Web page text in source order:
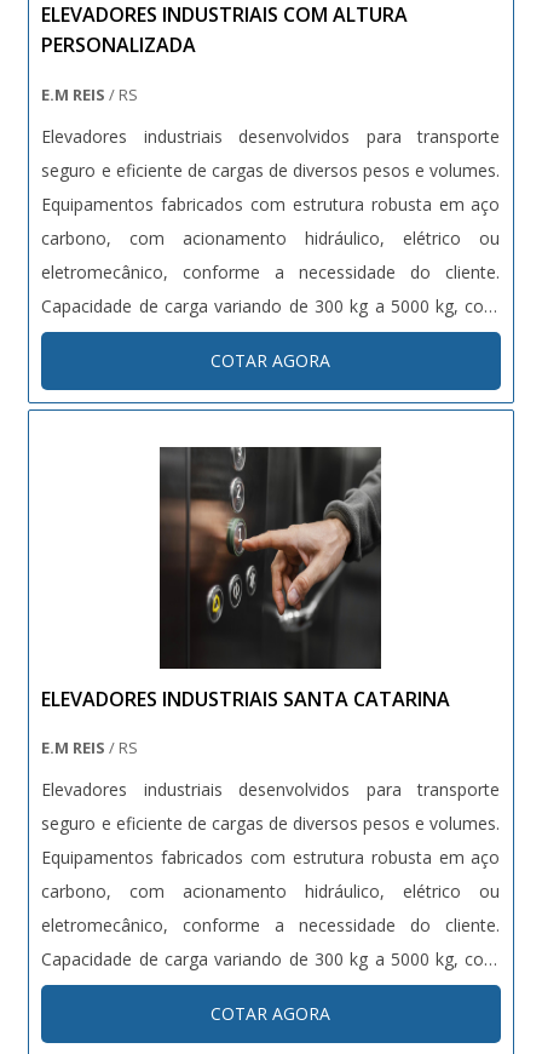
ELEVADORES INDUSTRIAIS COM ALTURA
PERSONALIZADA
E.M REIS / RS
Elevadores industriais desenvolvidos para transporte
seguro e eficiente de cargas de diversos pesos e volumes.
Equipamentos fabricados com estrutura robusta em aço
carbono, com acionamento hidráulico, elétrico ou
eletromecânico, conforme a necessidade do cliente.
Capacidade de carga variando de 300 kg a 5000 kg, com
altura de elevação customizável. Dotados de sistemas de
segurança como sensores de carga, travas automáticas e
proteções contra quedas. Projetos sob medida conforme
COTAR AGORA
ELEVADORES INDUSTRIAIS SANTA CATARINA
E.M REIS / RS
Elevadores industriais desenvolvidos para transporte
seguro e eficiente de cargas de diversos pesos e volumes.
Equipamentos fabricados com estrutura robusta em aço
carbono, com acionamento hidráulico, elétrico ou
eletromecânico, conforme a necessidade do cliente.
Capacidade de carga variando de 300 kg a 5000 kg, com
altura de elevação customizável. Dotados de sistemas de
segurança como sensores de carga, travas automáticas e
COTAR AGORA